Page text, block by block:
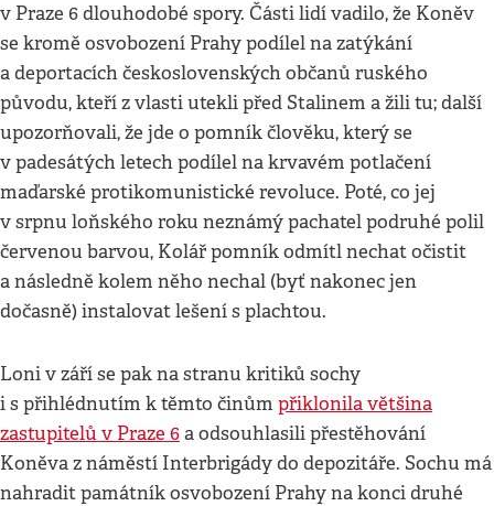
v Praze 6 dlouhodobé spory. Části lidí vadilo, že Koněv
se kromě osvobození Prahy podílel na zatýkání
a deportacích československých občanů ruského
původu, kteří z vlasti utekli před Stalinem a žili tu; další
upozorňovali, že jde o pomník člověku, který se
v padesátých letech podílel na krvavém potlačení
maďarské protikomunistické revoluce. Poté, co jej
v srpnu loňského roku neznámý pachatel podruhé polil
červenou barvou, Kolář pomník odmítl nechat očistit
a následně kolem něho nechal (byť nakonec jen
dočasně) instalovat lešení s plachtou.
Loni v září se pak na stranu kritiků sochy
i s přihlédnutím k těmto činům přiklonila většina
zastupitelů v Praze 6a odsouhlasili přestěhování
Koněva z náměstí Interbrigády do depozitáře. Sochu má
nahradit památník osvobození Prahy na konci druhé